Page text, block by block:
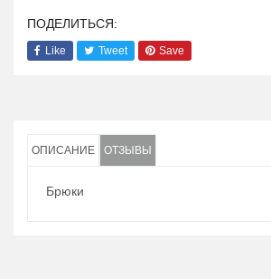
ПОДЕЛИТЬСЯ:
Like Tweet Save
ОПИСАНИЕ ОТЗЫВЫ
Брюки